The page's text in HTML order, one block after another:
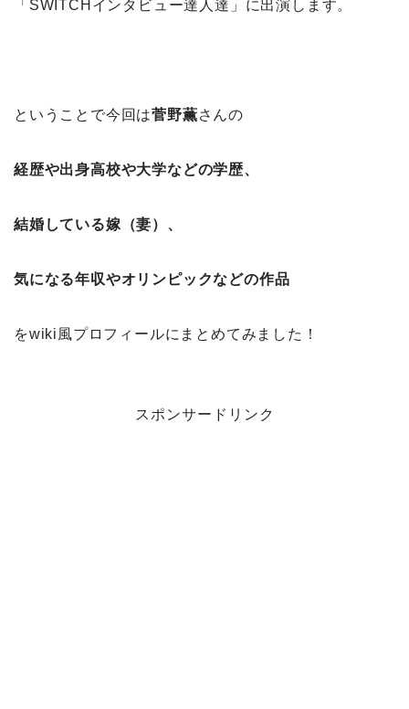
「SWITCHインタビュー達人達」に出演します。
ということで今回は菅野薫さんの
経歴や出身高校や大学などの学歴、
結婚している嫁（妻）、
気になる年収やオリンピックなどの作品
をwiki風プロフィールにまとめてみました！
スポンサードリンク